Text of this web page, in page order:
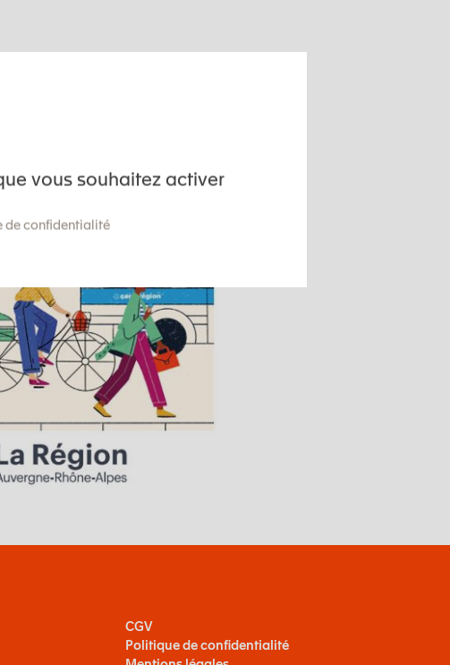
CGV
Politique de confidentialité
vous souhaitez activer
de confidentialité